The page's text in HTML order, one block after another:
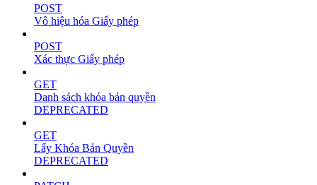
POST
Vô hiệu hóa Giấy phép
POST
Xác thực Giấy phép
GET
Danh sách khóa bản quyền
DEPRECATED
GET
Lấy Khóa Bản Quyền
DEPRECATED